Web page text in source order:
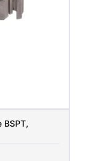
BSPT,